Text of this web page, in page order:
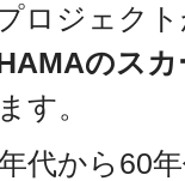
ロジェク
のス
す。
代から60